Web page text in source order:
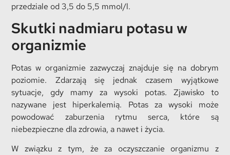
przedziale od 3,5 do 5,5 mmol/l.
Skutki nadmiaru potasu w
organizmie
Potas w organizmie zazwyczaj znajduje się na dobrym
poziomie. Zdarzają się jednak czasem wyjątkowe
sytuacje, gdy mamy za wysoki potas. Zjawisko to
nazywane jest hiperkalemią. Potas za wysoki może
powodować zaburzenia rytmu serca, które są
niebezpieczne dla zdrowia, a nawet i życia.
W związku z tym, że za oczyszczanie organizmu z